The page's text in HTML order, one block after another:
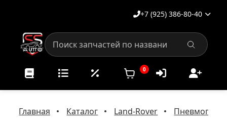
+7 (925) 386-80-40
0
Главная Каталог Land-Rover